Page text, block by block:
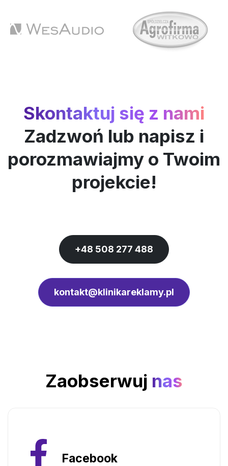
Skontaktuj się z nami
Zadzwoń lub napisz i
porozmawiajmy o Twoim
projekcie!
+48 508 277 488
kontakt@klinikareklamy.pl
Zaobserwuj nas
Facebook